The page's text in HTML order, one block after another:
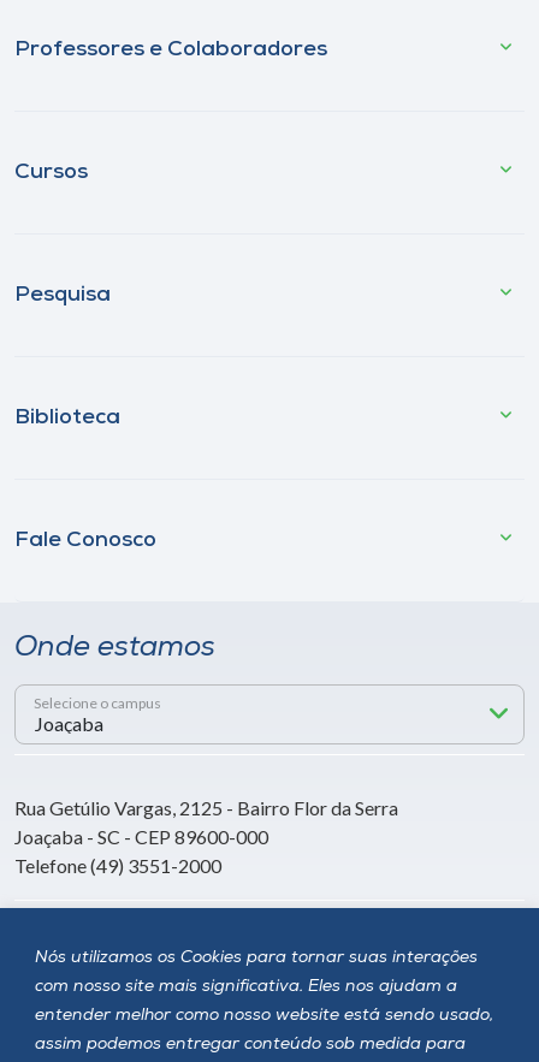
Nós utilizamos os Cookies para tornar suas interações
com nosso site mais significativa. Eles nos ajudam a
entender melhor como nosso website está sendo usado,
assim podemos entregar conteúdo sob medida para
Professores e Colaboradores
Cursos
Pesquisa
Biblioteca
Fale Conosco
Onde estamos
Selecione o campus
Rua Getúlio Vargas, 2125 - Bairro Flor da Serra
Joaçaba - SC - CEP 89600-000
Telefone (49) 3551-2000
Siga a Unoesc